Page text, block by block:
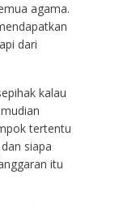
agama.
dari
kalau
tertentu
siapa
itu